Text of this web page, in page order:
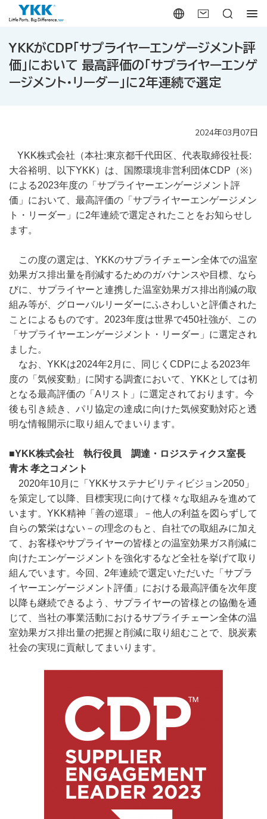
YKKがCDP「サプライヤーエンゲージメント評
価」において 最高評価の「サプライヤーエンゲ
ージメント・リーダー」に2年連続で選定
2024年03月07日
YKK株式会社（本社:東京都千代田区、代表取締役社長:
大谷裕明、以下YKK）は、国際環境非営利団体CDP （※）
による2023年度の「サプライヤーエンゲージメント評
価」において、最高評価の「サプライヤーエンゲージメン
ト・リーダー」に2年連続で選定されたことをお知らせし
ます。
この度の選定は、 YKKのサプライチェーン全体での温室
効果ガス排出量を削減するためのガバナンスや目標、なら
びに、サプライヤーと連携した温室効果ガス排出削減の取
組み等が、グローバルリーダーにふさわしいと評価された
ことによるものです。 2023年度は世界で450社強が、この
「サプライヤーエンゲージメント・リーダー」に選定され
ました。
なお、 YKKは2024年2 月に、同じく CDPによる2023年
度の「気候変動」に関する調査において、 YKKとしては初
となる最高評価の「 A リスト」に選定されております。今
後も引き続き、パリ協定の達成に向けた気候変動対応と透
明な情報開示に取り組んでまいります。
■YKK株式会社 執行役員 調達・ロジスティクス室長
青木 孝之コメント
2020年10月に「 YKKサステナビリティビジョン2050 」
を策定して以降、目標実現に向けて様々な取組みを進めて
います。 YKK精神「善の巡環」－他人の利益を図らずして
自らの繁栄はない－の理念のもと、自社での取組みに加え
て、お客様やサプライヤーの皆様との温室効果ガス削減に
向けたエンゲージメントを強化するなど全社を挙げて取り
組んでいます。今回、 2年連続で選定いただいた「サプラ
イヤーエンゲージメント評価」における最高評価を次年度
以降も継続できるよう、サプライヤーの皆様との協働を通
じて、当社の事業活動におけるサプライチェーン全体の温
室効果ガス排出量の把握と削減に取り組むことで、脱炭素
社会の実現に貢献してまいります。